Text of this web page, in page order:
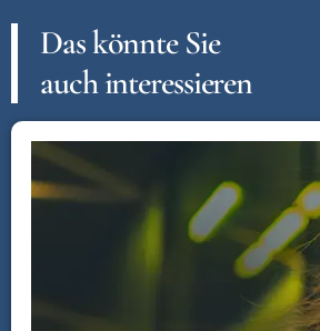
Das könnte Sie
auch interessieren